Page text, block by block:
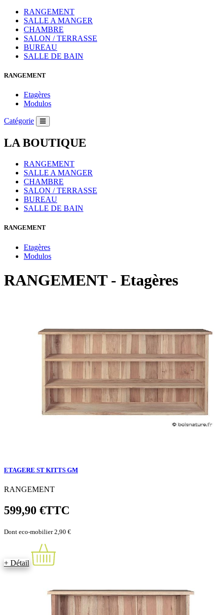
RANGEMENT
SALLE A MANGER
CHAMBRE
SALON / TERRASSE
BUREAU
SALLE DE BAIN
RANGEMENT
Etagères
Modulos
Catégorie
LA BOUTIQUE
RANGEMENT
SALLE A MANGER
CHAMBRE
SALON / TERRASSE
BUREAU
SALLE DE BAIN
RANGEMENT
Etagères
Modulos
RANGEMENT - Etagères
ETAGERE ST KITTS GM
RANGEMENT
599,90 €TTC
Dont eco-mobilier 2,90 €
+ Détail